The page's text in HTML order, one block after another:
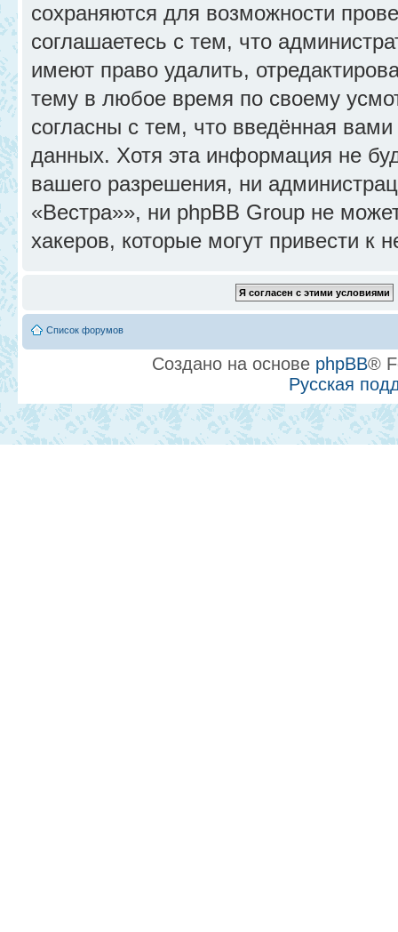
сохраняются для возможности
соглашаетесь с тем, что
имеют право удалить,
тему в любое время по своему
согласны с тем, что введённая
данных. Хотя эта информация не
вашего разрешения, ни
«Вестра»», ни phpBB Group не
хакеров, которые могут привести к
Список форумов
Создано на основе phpBB®
Русская